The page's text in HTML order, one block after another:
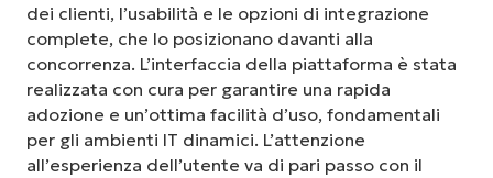
dei clienti, l’usabilità e le opzioni di integrazione
complete, che lo posizionano davanti alla
concorrenza. L’interfaccia della piattaforma è stata
realizzata con cura per garantire una rapida
adozione e un’ottima facilità d’uso, fondamentali
per gli ambienti IT dinamici. L’attenzione
all’esperienza dell’utente va di pari passo con il